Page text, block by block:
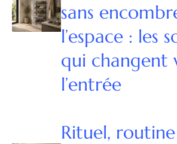
sans
l’espace : les
qui changent
l’entrée
Rituel,